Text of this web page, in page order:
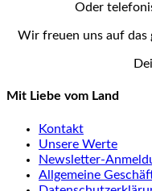
Oder
Wir freuen uns auf das
Mit Liebe vom Land
Kontakt
Unsere Werte
Newsletter-
Allgemeine